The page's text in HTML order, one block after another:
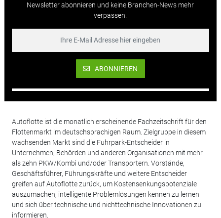
Newsletter abonnieren und keine Branchen-News mehr
verpassen.
ABONNIEREN
Autoflotte ist die monatlich erscheinende Fachzeitschrift für den
Flottenmarkt im deutschsprachigen Raum. Zielgruppe in diesem
wachsenden Markt sind die Fuhrpark-Entscheider in
Unternehmen, Behörden und anderen Organisationen mit mehr
als zehn PKW/Kombi und/oder Transportern. Vorstände,
Geschäftsführer, Führungskräfte und weitere Entscheider
greifen auf Autoflotte zurück, um Kostensenkungspotenziale
auszumachen, intelligente Problemlösungen kennen zu lernen
und sich über technische und nichttechnische Innovationen zu
informieren.